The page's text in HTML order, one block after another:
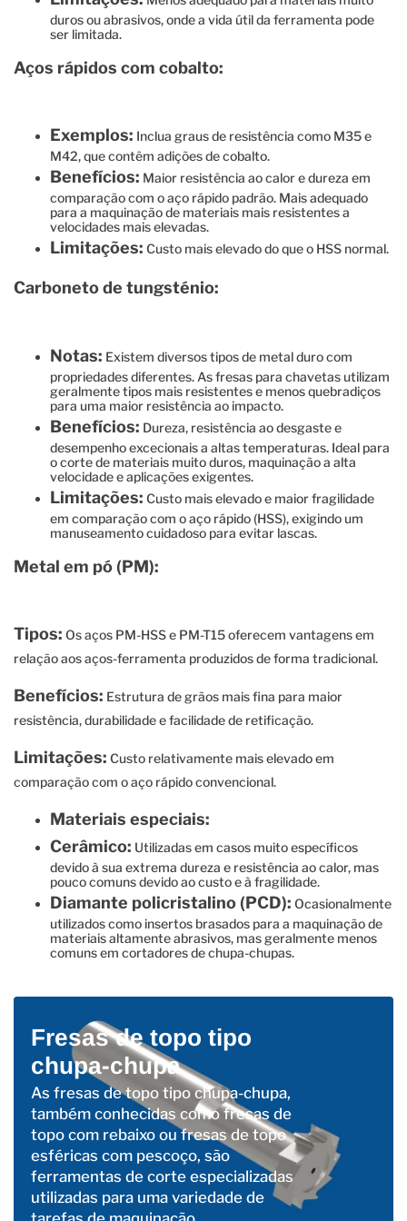
duros ou abrasivos, onde a vida útil da ferramenta pode
ser limitada.
Aços rápidos com cobalto:
Exemplos: Inclua graus de resistência como M35 e
M42, que contêm adições de cobalto.
Benefícios: Maior resistência ao calor e dureza em
comparação com o aço rápido padrão. Mais adequado
para a maquinação de materiais mais resistentes a
velocidades mais elevadas.
Limitações: Custo mais elevado do que o HSS normal.
Carboneto de tungsténio:
Notas: Existem diversos tipos de metal duro com
propriedades diferentes. As fresas para chavetas utilizam
geralmente tipos mais resistentes e menos quebradiços
para uma maior resistência ao impacto.
Benefícios: Dureza, resistência ao desgaste e
desempenho excecionais a altas temperaturas. Ideal para
o corte de materiais muito duros, maquinação a alta
velocidade e aplicações exigentes.
Limitações: Custo mais elevado e maior fragilidade
em comparação com o aço rápido (HSS), exigindo um
manuseamento cuidadoso para evitar lascas.
Metal em pó (PM):
Tipos: Os aços PM-HSS e PM-T15 oferecem vantagens em
relação aos aços-ferramenta produzidos de forma tradicional.
Benefícios: Estrutura de grãos mais fina para maior
resistência, durabilidade e facilidade de retificação.
Limitações: Custo relativamente mais elevado em
comparação com o aço rápido convencional.
Materiais especiais:
Cerâmico: Utilizadas em casos muito específicos
devido à sua extrema dureza e resistência ao calor, mas
pouco comuns devido ao custo e à fragilidade.
Diamante policristalino (PCD): Ocasionalmente
utilizados como insertos brasados ​​para a maquinação de
materiais altamente abrasivos, mas geralmente menos
comuns em cortadores de chupa-chupas.
Fresas de topo tipo
chupa-chupa
As fresas de topo tipo chupa-chupa,
também conhecidas como fresas de
topo com rebaixo ou fresas de topo
esféricas com pescoço, são
ferramentas de corte especializadas
utilizadas para uma variedade de